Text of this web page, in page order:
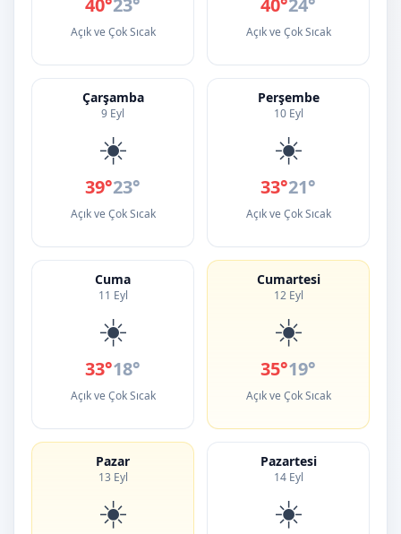
40°23°
Açık ve Çok Sıcak
40°24°
Açık ve Çok Sıcak
Çarşamba
9 Eyl
☀️
39°23°
Açık ve Çok Sıcak
Perşembe
10 Eyl
☀️
33°21°
Açık ve Çok Sıcak
Cuma
11 Eyl
☀️
33°18°
Açık ve Çok Sıcak
Cumartesi
12 Eyl
☀️
35°19°
Açık ve Çok Sıcak
Pazar
13 Eyl
☀️
Pazartesi
14 Eyl
☀️